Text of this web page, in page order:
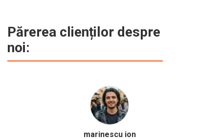
Părerea clienților despre
noi:
Calinescu Matei